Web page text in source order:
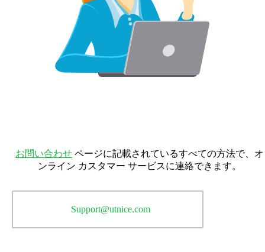
お問い合わせ ページに記載されているすべての方法で、オ
ンライン カスタマー サービスに連絡できます。
Support@utnice.com